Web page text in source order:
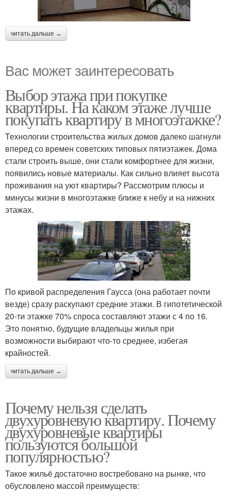
читать дальше →
Вас может заинтересовать
Выбор этажа при покупке
квартиры. На каком этаже лучше
покупать квартиру в многоэтажке?
Технологии строительства жилых домов далеко шагнули
вперед со времен советских типовых пятиэтажек. Дома
стали строить выше, они стали комфортнее для жизни,
появились новые материалы. Как сильно влияет высота
проживания на уют квартиры? Рассмотрим плюсы и
минусы жизни в многоэтажке ближе к небу и на нижних
этажах.
По кривой распределения Гаусса (она работает почти
везде) сразу раскупают средние этажи. В гипотетической
20-ти этажке 70% спроса составляют этажи с 4 по 16.
Это понятно, будущие владельцы жилья при
возможности выбирают что-то среднее, избегая
крайностей.
читать дальше →
Почему нельзя сделать
двухуровневую квартиру. Почему
двухуровневые квартиры
пользуются большой
популярностью?
Такое жильё достаточно востребовано на рынке, что
обусловлено массой преимуществ: